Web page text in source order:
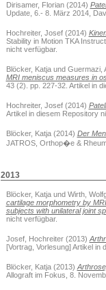
Dirisamer, Florian(2014)
Update, 6.- 8. März 2014,
Hochreiter, Josef(2014)
Stability in Motion TKA
nicht verfügbar.
Blöcker, Katjaund Guermazi,
MRI meniscus measures in
43 (2). pp. 227-32. Artikel in
Hochreiter, Josef(2014)
Artikel in diesem Repository
Blöcker, Katja(2014) Der
JATROS, Orthop�e &
2013
Blöcker, Katjaund Wirth,
cartilage morphometry by
subjects with unilateral joint
nicht verfügbar.
Josef, Hochreiter(2013)
[Vortrag, Vorlesung] Artikel in
Blöcker, Katja(2013)
Allograft im Fokus, 8.